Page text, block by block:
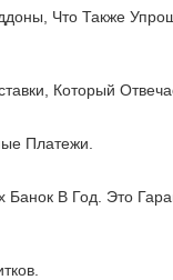
Что Также
Который
Платежи.
В Год. Это